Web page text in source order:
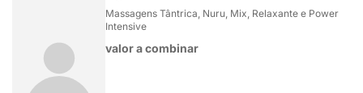
Massagens Tântrica, Nuru, Mix, Relaxante e Power
Intensive
valor a combinar